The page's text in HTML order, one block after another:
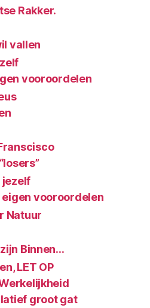
Rakker.
vallen
vooroordelen
jezelf
eigen vooroordelen
Natuur
Binnen…
LET OP
groot gat